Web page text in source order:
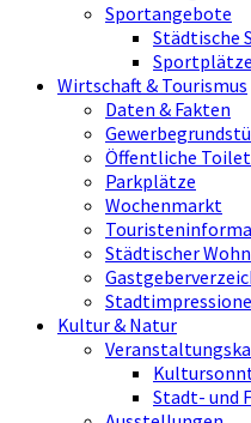
Sportangebote
Städtische
Wirtschaft & Tourismus
Daten & Fakten
Öffentliche
Parkplätze
Wochenmarkt
Städtischer
Kultur & Natur
Stadt- und